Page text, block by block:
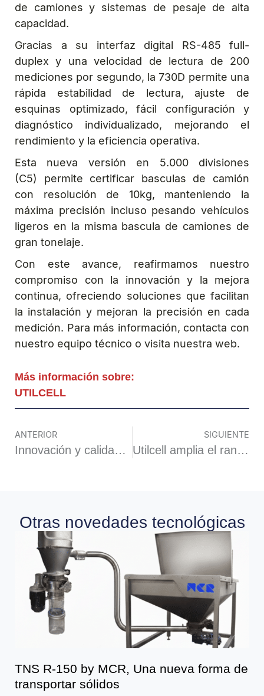
de camiones y sistemas de pesaje de alta
capacidad.
Gracias a su interfaz digital RS-485 full-
duplex y una velocidad de lectura de 200
mediciones por segundo, la 730D permite una
rápida estabilidad de lectura, ajuste de
esquinas optimizado, fácil configuración y
diagnóstico individualizado, mejorando el
rendimiento y la eficiencia operativa.
Esta nueva versión en 5.000 divisiones
(C5) permite certificar basculas de camión
con resolución de 10kg, manteniendo la
máxima precisión incluso pesando vehículos
ligeros en la misma bascula de camiones de
gran tonelaje.
Con este avance, reafirmamos nuestro
compromiso con la innovación y la mejora
continua, ofreciendo soluciones que facilitan
la instalación y mejoran la precisión en cada
medición. Para más información, contacta con
nuestro equipo técnico o visita nuestra web.
Más información sobre:
UTILCELL
ANTERIOR
Innovación y calidad: nace el indicador de nivel por vibración
SIGUIENTE
Utilcell amplia el rango de capacidades de su célula de carga modelo 420 desde 1 tonelada
Otras novedades tecnológicas
TNS R-150 by MCR, Una nueva forma de
transportar sólidos